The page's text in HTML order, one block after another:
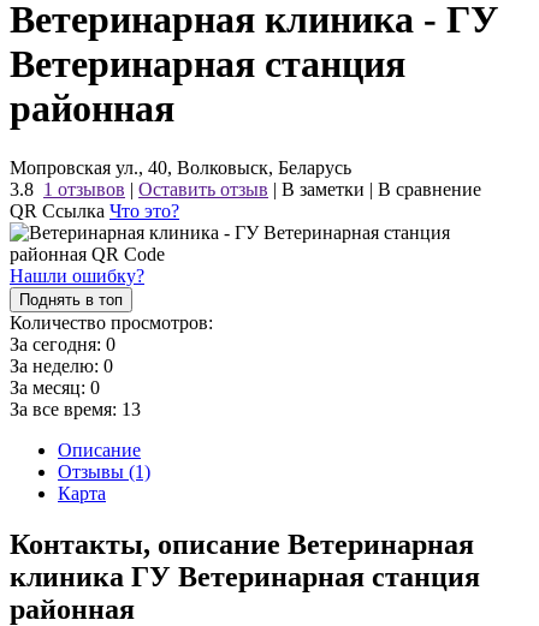
Ветеринарная клиника - ГУ
Ветеринарная станция
районная
Мопровская ул., 40, Волковыск, Беларусь
3.8 1 отзывов | Оставить отзыв | В заметки | В сравнение
QR Ссылка Что это?
Нашли ошибку?
Поднять в топ
Количество просмотров:
За сегодня: 0
За неделю: 0
За месяц: 0
За все время: 13
Описание
Отзывы (1)
Карта
Контакты, описание Ветеринарная
клиника ГУ Ветеринарная станция
районная